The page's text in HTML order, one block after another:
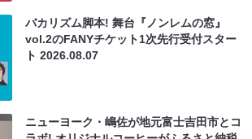
バカリズム脚本! 舞台『ノンレムの窓』
vol.2のFANYチケット1次先行受付スター
ト2026.08.07
ニューヨーク・嶋佐が地元富士吉田市とコ